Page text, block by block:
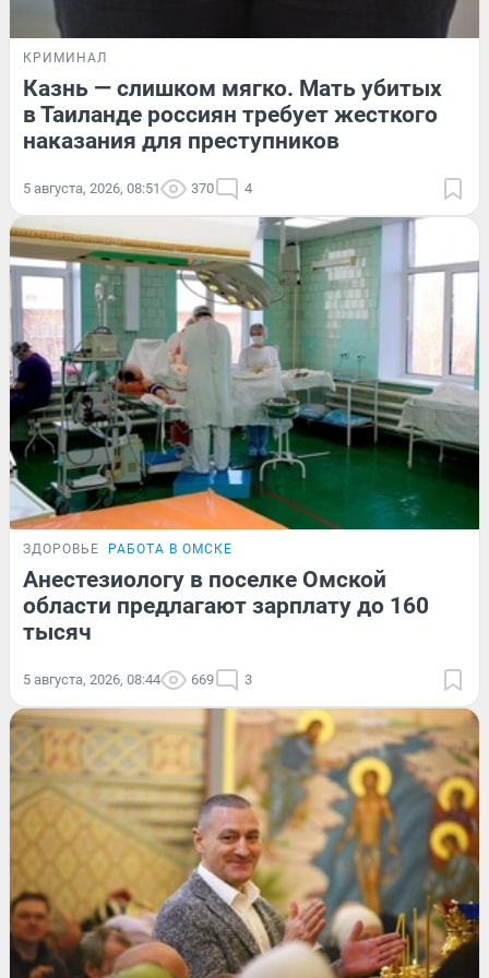
КРИМИНАЛ
Казнь — слишком мягко. Мать убитых
в Таиланде россиян требует жесткого
наказания для преступников
5 августа, 2026, 08:51 370 4
ЗДОРОВЬЕ РАБОТА В ОМСКЕ
Анестезиологу в поселке Омской
области предлагают зарплату до 160
тысяч
5 августа, 2026, 08:44 669 3